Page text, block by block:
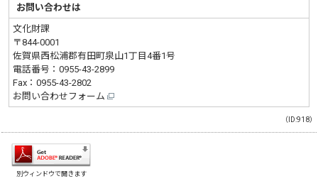
お問い合わせは
文化財課
〒844-0001
佐賀県西松浦郡有田町泉山1丁目4番1号
電話番号：0955-43-2899
Fax：0955-43-2802
お問い合わせフォーム
（ID:918）
別ウィンドウで開きます